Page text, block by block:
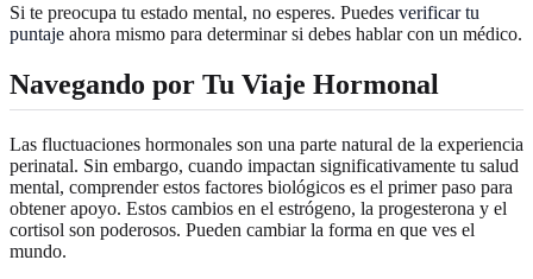
Si te preocupa tu estado mental, no esperes. Puedes verificar tu
puntaje ahora mismo para determinar si debes hablar con un médico.
Navegando por Tu Viaje Hormonal
Las fluctuaciones hormonales son una parte natural de la experiencia
perinatal. Sin embargo, cuando impactan significativamente tu salud
mental, comprender estos factores biológicos es el primer paso para
obtener apoyo. Estos cambios en el estrógeno, la progesterona y el
cortisol son poderosos. Pueden cambiar la forma en que ves el
mundo.